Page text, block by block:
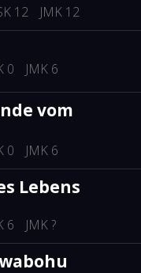
12 JMK 12
0 JMK 6
vom
0 JMK 6
Lebens
6 JMK ?